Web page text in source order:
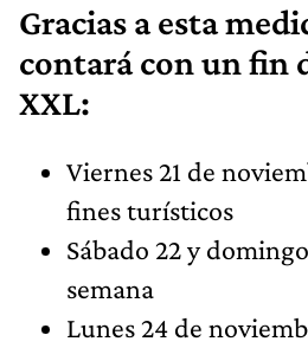
Gracias a esta
contará con un fin
XXL:
Viernes 21 de
fines turísticos
Sábado 22 y
semana
Lunes 24 de